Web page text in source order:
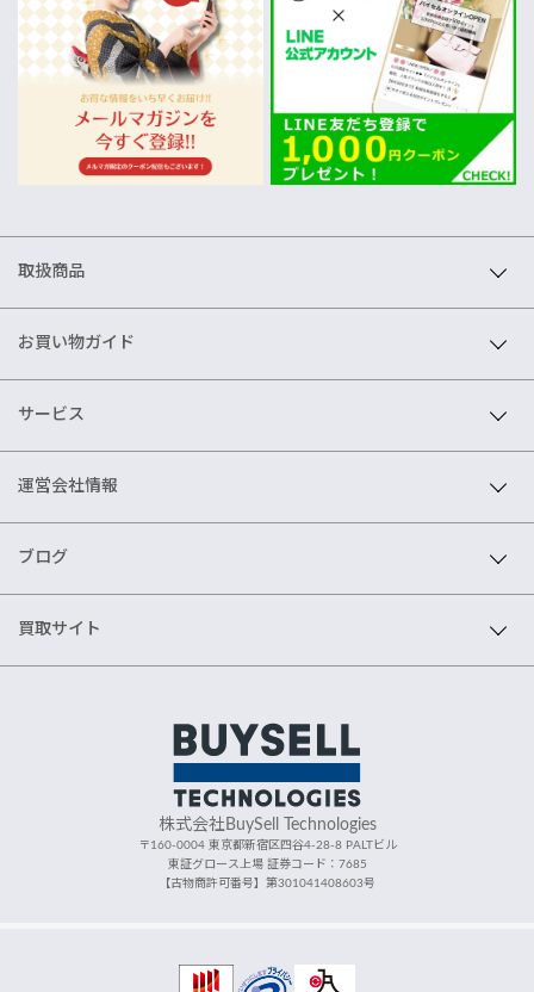
取扱商品
お買い物ガイド
サービス
運営会社情報
ブログ
買取サイト
株式会社BuySell Technologies
〒160-0004 東京都新宿区四谷4-28-8 PALTビル
東証グロース上場 証券コード：7685
【古物商許可番号】第301041408603号